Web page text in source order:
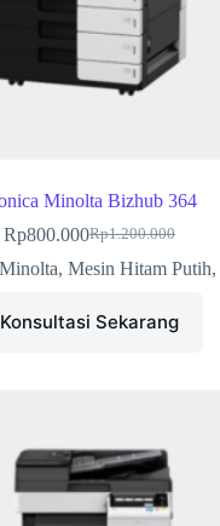
Minolta Bizhub 364
Rp1.200.000
Harga
aslinya
Rp800.000Harga
saat
Rp800.000.
, Mesin Hitam Putih,
Konsultasi Sekarang